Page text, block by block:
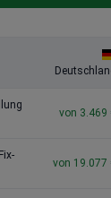
wird nach
von 3.469
von 19.077